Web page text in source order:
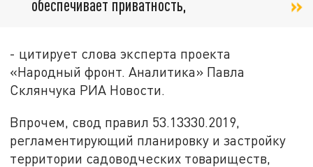
обеспечивает приватность,
- цитирует слова эксперта проекта
«Народный фронт. Аналитика» Павла
Склянчука РИА Новости.
Впрочем, свод правил 53.13330.2019,
регламентирующий планировку и застройку
территории садоводческих товариществ,